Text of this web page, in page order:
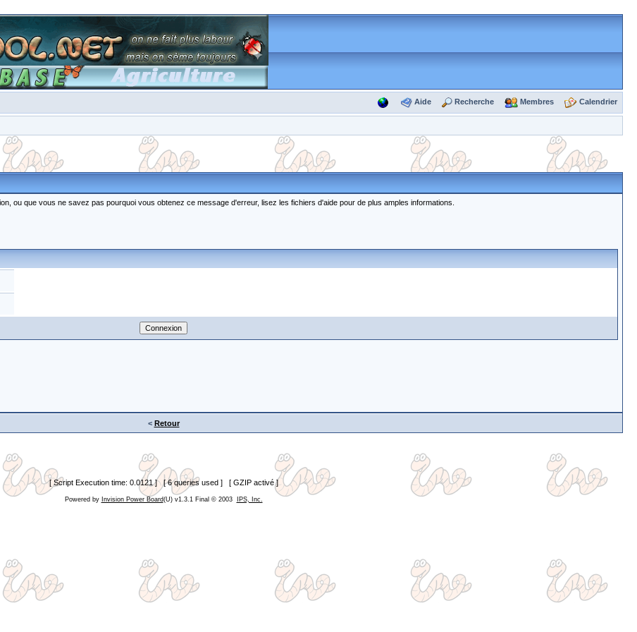
Aide Recherche Membres Calendrier
ou que vous ne savez pas pourquoi vous obtenez ce message d'erreur, lisez les fichiers d'aide pour de plus amples informations.
< Retour
[ Script Execution time: 0.0121 ] [ 6 queries used ] [ GZIP activé ]
Powered by Invision Power Board(U) v1.3.1 Final © 2003 IPS, Inc.